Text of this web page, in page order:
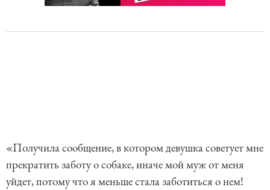
«Получила сообщение, в котором девушка советует мне
прекратить заботу о собаке, иначе мой муж от меня
уйдет, потому что я меньше стала заботиться о нем!